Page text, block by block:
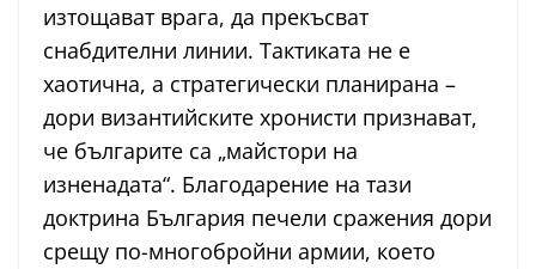
изтощават врага, да прекъсват
снабдителни линии. Тактиката не е
хаотична, а стратегически планирана –
дори византийските хронисти признават,
че българите са „майстори на
изненадата“. Благодарение на тази
доктрина България печели сражения дори
срещу по-многобройни армии, което